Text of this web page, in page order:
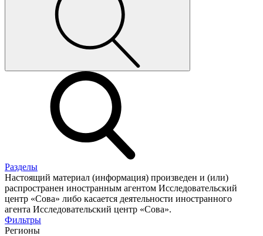
Разделы
Настоящий материал (информация) произведен и (или)
распространен иностранным агентом Исследовательский
центр «Сова» либо касается деятельности иностранного
агента Исследовательский центр «Сова».
Фильтры
Регионы